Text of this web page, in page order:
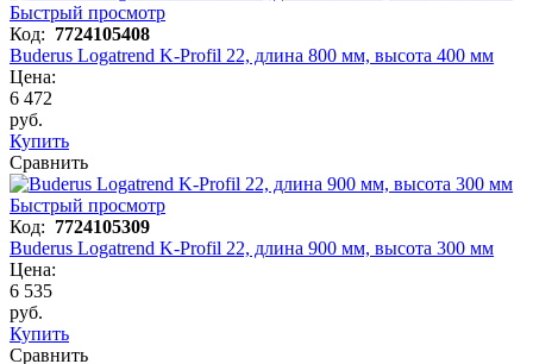
Быстрый просмотр
Код: 7724105408
Buderus Logatrend K-Profil 22, длина 800 мм, высота 400 мм
Цена:
6 472
руб.
Купить
Сравнить
Быстрый просмотр
Код: 7724105309
Buderus Logatrend K-Profil 22, длина 900 мм, высота 300 мм
Цена:
6 535
руб.
Купить
Сравнить